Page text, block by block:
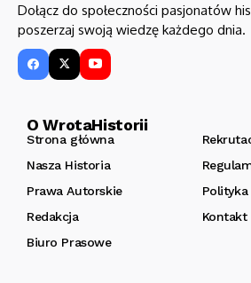
Dołącz do społeczności pasjonatów
poszerzaj swoją wiedzę każdego dnia.
O WrotaHistorii
Strona główna
Nasza Historia
Prawa Autorskie
Redakcja
Kontakt
Biuro Prasowe